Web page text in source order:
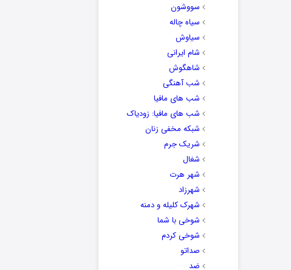
سووشون
سیاه چاله
سیاوش
شام ایرانی
شاهگوش
شب آهنگی
شب های مافیا
شب های مافیا: زودیاک
شبکه مخفی زنان
شریک جرم
شغال
شهر هرت
شهرزاد
شهرک کلیله و دمنه
شوخی با شما
شوخی کردم
صداتو
ضد